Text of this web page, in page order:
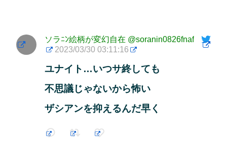
ソラﾆﾝ絵柄が変幻自在 @soranin0826fnaf
2023/03/30 03:11:16
ユナイト…いつサ終しても
不思議じゃないから怖い
ザシアンを抑えるんだ早く